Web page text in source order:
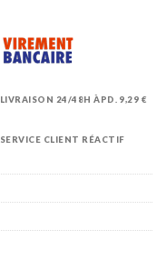
LIVRAISON 24/48H ÀPD. 9,29 €
SERVICE CLIENT RÉACTIF